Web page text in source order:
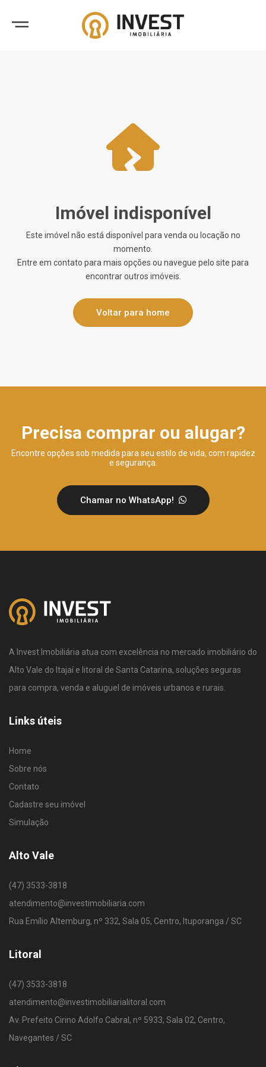
Imóvel indisponível
Este imóvel não está disponível para venda ou locação no
momento.
Entre em contato para mais opções ou navegue pelo site para
encontrar outros imóveis.
Voltar para home
Precisa comprar ou alugar?
Encontre opções sob medida para seu estilo de vida, com rapidez
e segurança.
Chamar no WhatsApp!
A Invest Imobiliária atua com excelência no mercado imobiliário do
Alto Vale do Itajaí e litoral de Santa Catarina, soluções seguras
para compra, venda e aluguel de imóveis urbanos e rurais.
Links úteis
Home
Sobre nós
Contato
Cadastre seu imóvel
Simulação
Alto Vale
(47) 3533-3818
atendimento@investimobiliaria.com
Rua Emílio Altemburg, nº 332, Sala 05, Centro, Ituporanga / SC
Litoral
(47) 3533-3818
atendimento@investimobiliarialitoral.com
Av. Prefeito Cirino Adolfo Cabral, nº 5933, Sala 02, Centro,
Navegantes / SC